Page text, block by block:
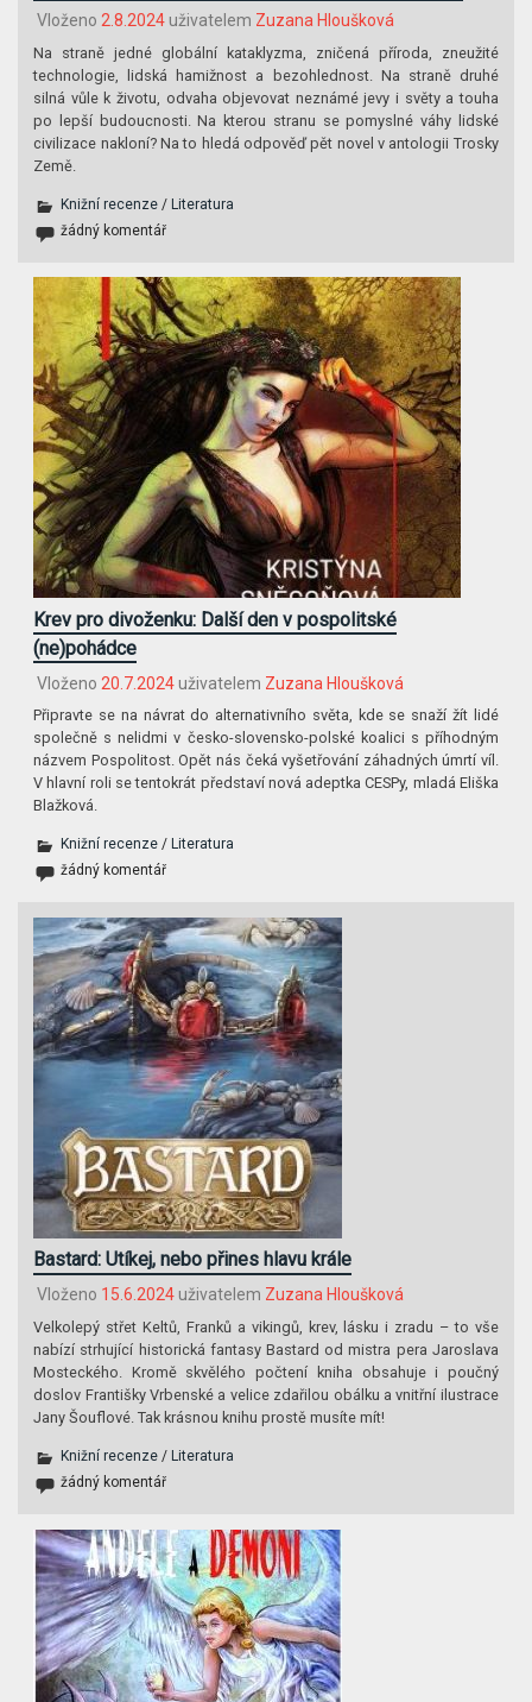
Vloženo 2.8.2024uživatelem Zuzana Hloušková
Na straně jedné globální kataklyzma, zničená příroda, zneužité
technologie, lidská hamižnost a bezohlednost. Na straně druhé
silná vůle k životu, odvaha objevovat neznámé jevy i světy a touha
po lepší budoucnosti. Na kterou stranu se pomyslné váhy lidské
civilizace nakloní? Na to hledá odpověď pět novel v antologii Trosky
Země.
Knižní recenze /Literatura
žádný komentář
Krev pro divoženku: Další den v pospolitské
(ne)pohádce
Vloženo 20.7.2024uživatelem Zuzana Hloušková
Připravte se na návrat do alternativního světa, kde se snaží žít lidé
společně s nelidmi v česko-slovensko-polské koalici s příhodným
názvem Pospolitost. Opět nás čeká vyšetřování záhadných úmrtí víl.
V hlavní roli se tentokrát představí nová adeptka CESPy, mladá Eliška
Blažková.
Knižní recenze / Literatura
žádný komentář
Bastard: Utíkej, nebo přines hlavu krále
Vloženo 15.6.2024uživatelem Zuzana Hloušková
Velkolepý střet Keltů, Franků a vikingů, krev, lásku i zradu – to vše
nabízí strhující historická fantasy Bastard od mistra pera Jaroslava
Mosteckého. Kromě skvělého počtení kniha obsahuje i poučný
doslov Františky Vrbenské a velice zdařilou obálku a vnitřní ilustrace
Jany Šouflové. Tak krásnou knihu prostě musíte mít!
Knižní recenze /Literatura
žádný komentář